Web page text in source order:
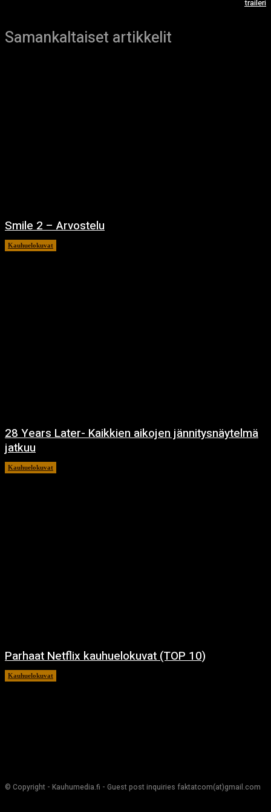
traileri
Samankaltaiset artikkelit
Smile 2 – Arvostelu
Kauhuelokuvat
28 Years Later- Kaikkien aikojen jännitysnäytelmä
jatkuu
Kauhuelokuvat
Parhaat Netflix kauhuelokuvat (TOP 10)
Kauhuelokuvat
© Copyright - Kauhumedia.fi - Guest post inquiries faktatcom(at)gmail.com